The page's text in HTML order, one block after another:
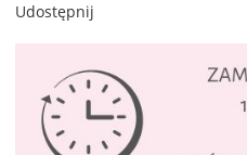
Udostępnij